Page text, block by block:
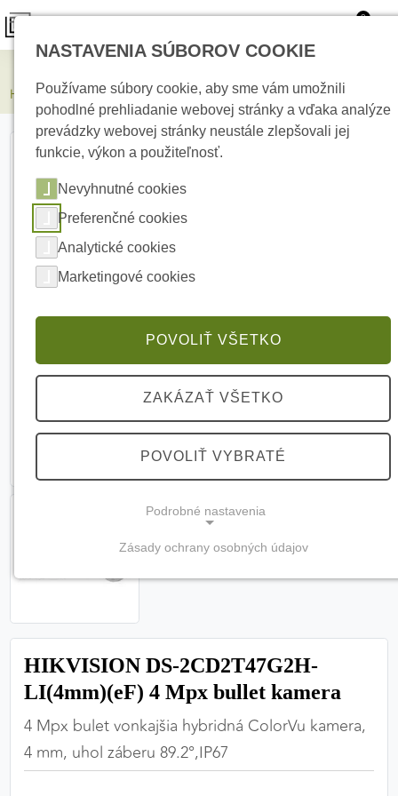
0
HIKVISION DS-2CD2T47G2H-LI(4mm)(eF) 4 Mpx bullet kamera
HIKVISION DS-2CD2T47G2H-
LI(4mm)(eF) 4 Mpx bullet kamera
4 Mpx bulet vonkajšia hybridná ColorVu kamera,
4 mm, uhol záberu 89.2°,IP67
NASTAVENIA SÚBOROV COOKIE
Používame súbory cookie, aby sme vám umožnili
pohodlné prehliadanie webovej stránky a vďaka analýze
prevádzky webovej stránky neustále zlepšovali jej
funkcie, výkon a použiteľnosť.
Nevyhnutné cookies
Preferenčné cookies
Analytické cookies
Marketingové cookies
POVOLIŤ VŠETKO
ZAKÁZAŤ VŠETKO
POVOLIŤ VYBRATÉ
Podrobné nastavenia
Tieto cookies sú potrebné na správne fungovanie
zabezpečiť jej plnú funkčnosť.
Zásady ochrany osobných údajov